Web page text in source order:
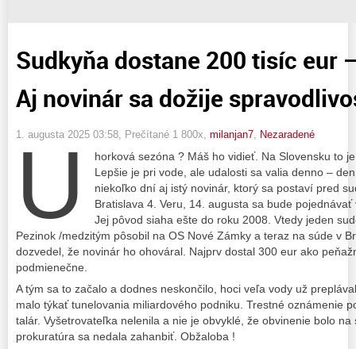
Sudkyňa dostane 200 tisíc eur
Aj novinár sa dožije
1. augusta 2025 03:58 , Prečítané 1 800x, milanjan7 Nezaradené
U
horková sezóna ? Máš ho vidieť. Na Slovensku to
Lepšie je pri vode, ale udalosti sa valia denno –
niekoľko dní aj istý novinár, ktorý sa postaví pred
Bratislava 4. Veru, 14. augusta sa bude pojednávať
Jej pôvod siaha ešte do roku 2008. Vtedy jeden
Pezinok /medzitým pôsobil na OS Nové Zámky a teraz na súde v
dozvedel, že novinár ho ohováral. Najprv dostal 300 eur ako
podmienečne.
A tým sa to začalo a dodnes neskončilo, hoci veľa vody už
malo týkať tunelovania miliardového podniku. Trestné oznámenie
talár. Vyšetrovateľka nelenila a nie je obvyklé, že obvinenie bolo
prokuratúra sa nedala zahanbiť. Obžaloba !